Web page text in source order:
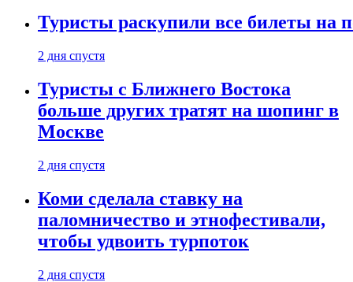
Туристы раскупили все билеты на
2 дня спустя
Туристы с Ближнего Востока
больше других тратят на шопинг в
Москве
2 дня спустя
Коми сделала ставку на
паломничество и этнофестивали,
чтобы удвоить турпоток
2 дня спустя